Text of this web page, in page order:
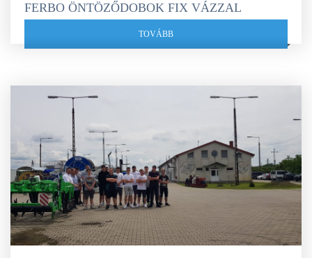
FERBO ÖNTÖZŐDOBOK FIX VÁZZAL
TOVÁBB